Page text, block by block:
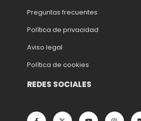
Preguntas frecuentes
Política de privacidad
Aviso legal
Política de cookies
REDES SOCIALES